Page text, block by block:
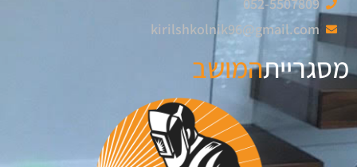
kirilshkolnik96@gmail.com
מסגרייתהמושב